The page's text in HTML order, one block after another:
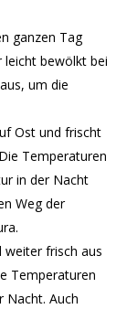
ganzen Tag
bewölkt bei
um die
Ost und frischt
Temperaturen
in der Nacht
Weg der
weiter frisch aus
Temperaturen
Nacht. Auch